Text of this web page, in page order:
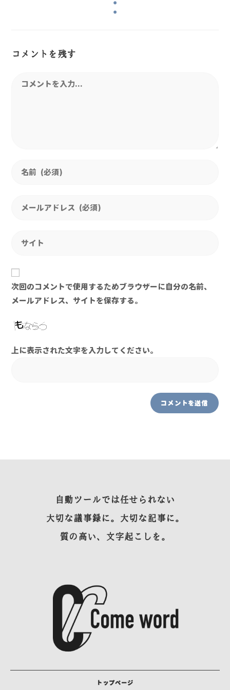
コメントを残す
次回のコメントで使用するためブラウザーに自分の名前、
メールアドレス、サイトを保存する。
上に表示された文字を入力してください。
自動ツールでは任せられない
大切な議事録に。大切な記事に。
質の高い、文字起こしを。
トップページ